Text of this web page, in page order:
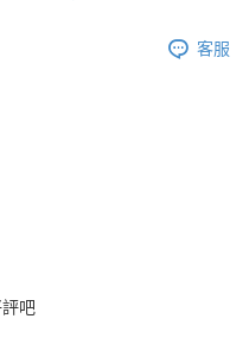
客服
吧